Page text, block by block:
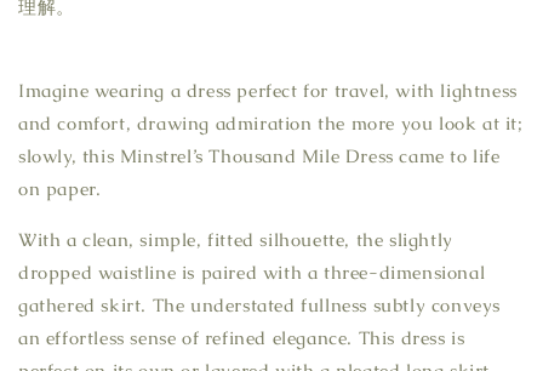
理解。
Imagine wearing a dress perfect for travel, with lightness
and comfort, drawing admiration the more you look at it;
slowly, this Minstrel’s Thousand Mile Dress came to life
on paper.
With a clean, simple, fitted silhouette, the slightly
dropped waistline is paired with a three-dimensional
gathered skirt. The understated fullness subtly conveys
an effortless sense of refined elegance. This dress is